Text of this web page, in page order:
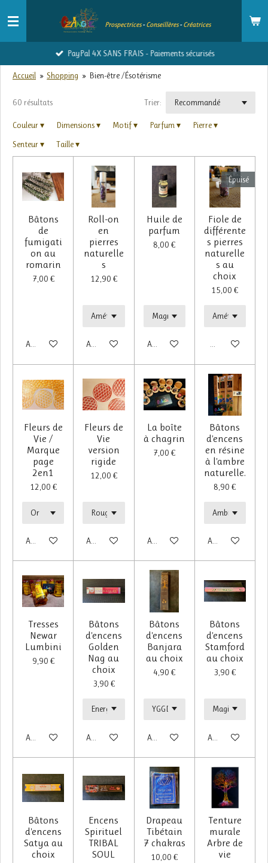
au
contenu
Prospectrices-Conseillères-Créatrices
PayPal 4X SANS FRAIS - Paiements sécurisés
Accueil » Shopping » Bien-être /Ésotérisme
60 résultats Trier:
Couleur▾ Dimensions▾ Motif▾ Parfum ▾ Pierre▾
Senteur▾ Taille▾
Bâtons
de
fumigati
on au
romarin
7,00 €
Ajouter au panier
Roll-on
en
pierres
naturelle
s
12,90 €
Ajouter au panier
Huile de
parfum
8,00 €
Ajouter au panier
Épuisé
Fiole de
différente
s pierres
naturelle
s au
choix
15,00 €
M'avertir si
Fleurs de
Vie /
Marque
page
2en1
12,00 €
Ajouter au panier
Fleurs de
Vie
version
rigide
12,00 €
Ajouter au panier
La boîte
à chagrin
7,00 €
Ajouter au panier
Bâtons
d'encens
en résine
à l'ambre
naturelle.
8,90 €
Ajouter au panier
Tresses
Newar
Lumbini
9,90 €
Ajouter au panier
Bâtons
d'encens
Golden
Nag au
choix
3,90 €
Ajouter au panier
Bâtons
d'encens
Banjara
au choix
4,90 €
Ajouter au panier
Bâtons
d'encens
Stamford
au choix
3,90 €
Ajouter au panier
Bâtons
d'encens
Satya au
choix
Encens
Spirituel
TRIBAL
SOUL
Drapeau
Tibétain
7 chakras
10,00 €
Tenture
murale
Arbre de
vie